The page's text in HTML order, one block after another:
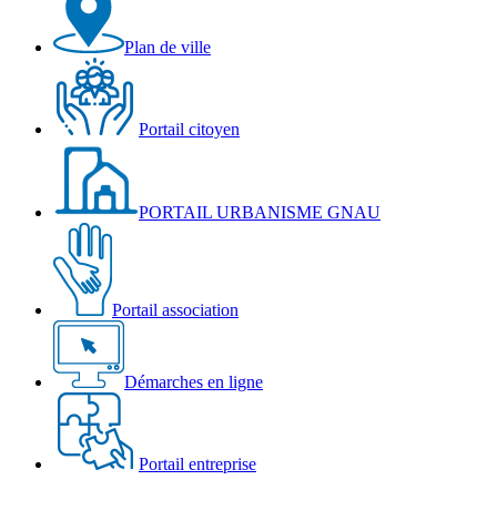
Plan de ville
Portail citoyen
PORTAIL URBANISME GNAU
Portail association
Démarches en ligne
Portail entreprise